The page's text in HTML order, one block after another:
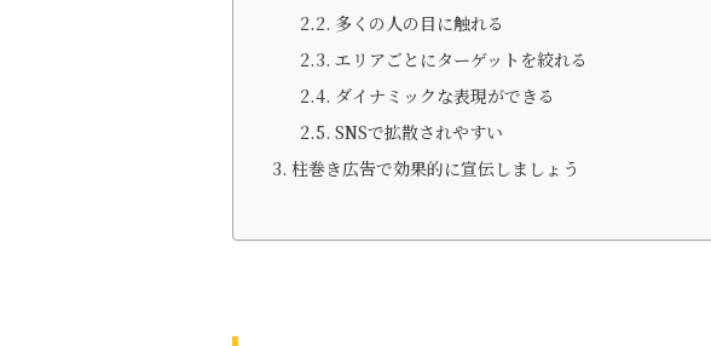
多くの人の目に触れる
エリアごとにターゲットを絞れる
ダイナミックな表現ができる
SNSで拡散されやすい
柱巻き広告で効果的に宣伝しましょう